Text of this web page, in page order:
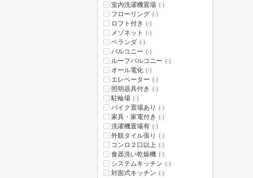
室内洗濯機置場 (-)
フローリング (-)
ロフト付き (-)
メゾネット (-)
ベランダ (-)
バルコニー (-)
ルーフバルコニー (-)
オール電化 (-)
エレベーター (-)
照明器具付き (-)
駐輪場 (-)
バイク置場あり (-)
家具・家電付き (-)
洗濯機置場有 (-)
外観タイル張り (-)
コンロ２口以上 (-)
食器洗い乾燥機 (-)
システムキッチン (-)
対面式キッチン (-)